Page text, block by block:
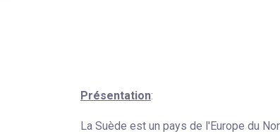
Présentation:
La Suède est un pays de l'Europe du